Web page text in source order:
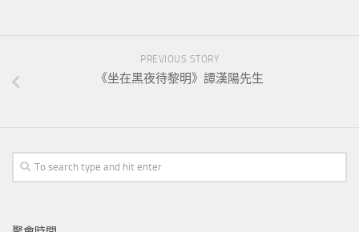
PREVIOUS STORY
《坐在黑夜待黎明》譚漢陽先生